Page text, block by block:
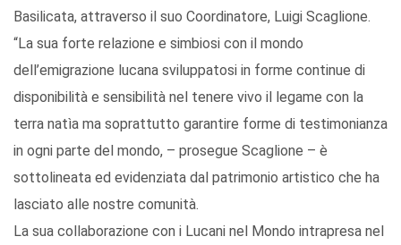
Basilicata, attraverso il suo Coordinatore, Luigi Scaglione.
“La sua forte relazione e simbiosi con il mondo
dell’emigrazione lucana sviluppatosi in forme continue di
disponibilità e sensibilità nel tenere vivo il legame con la
terra natìa ma soprattutto garantire forme di testimonianza
in ogni parte del mondo, – prosegue Scaglione – è
sottolineata ed evidenziata dal patrimonio artistico che ha
lasciato alle nostre comunità.
La sua collaborazione con i Lucani nel Mondo intrapresa nel